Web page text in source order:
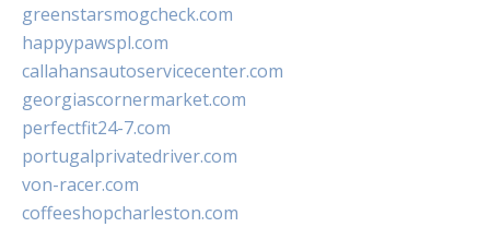
greenstarsmogcheck.com
happypawspl.com
callahansautoservicecenter.com
georgiascornermarket.com
perfectfit24-7.com
portugalprivatedriver.com
von-racer.com
coffeeshopcharleston.com